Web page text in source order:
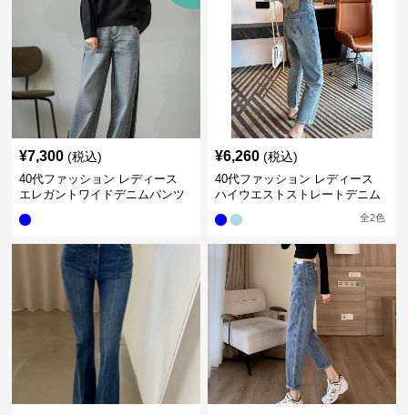
¥7,300 (税込)
40代ファッション レディース
エレガントワイドデニムパンツ
¥6,260 (税込)
40代ファッション レディース
ハイウエストストレートデニム
全2色